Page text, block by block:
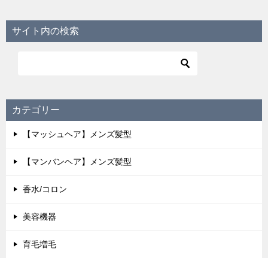
サイト内の検索
カテゴリー
【マッシュヘア】メンズ髪型
【マンバンヘア】メンズ髪型
香水/コロン
美容機器
育毛増毛